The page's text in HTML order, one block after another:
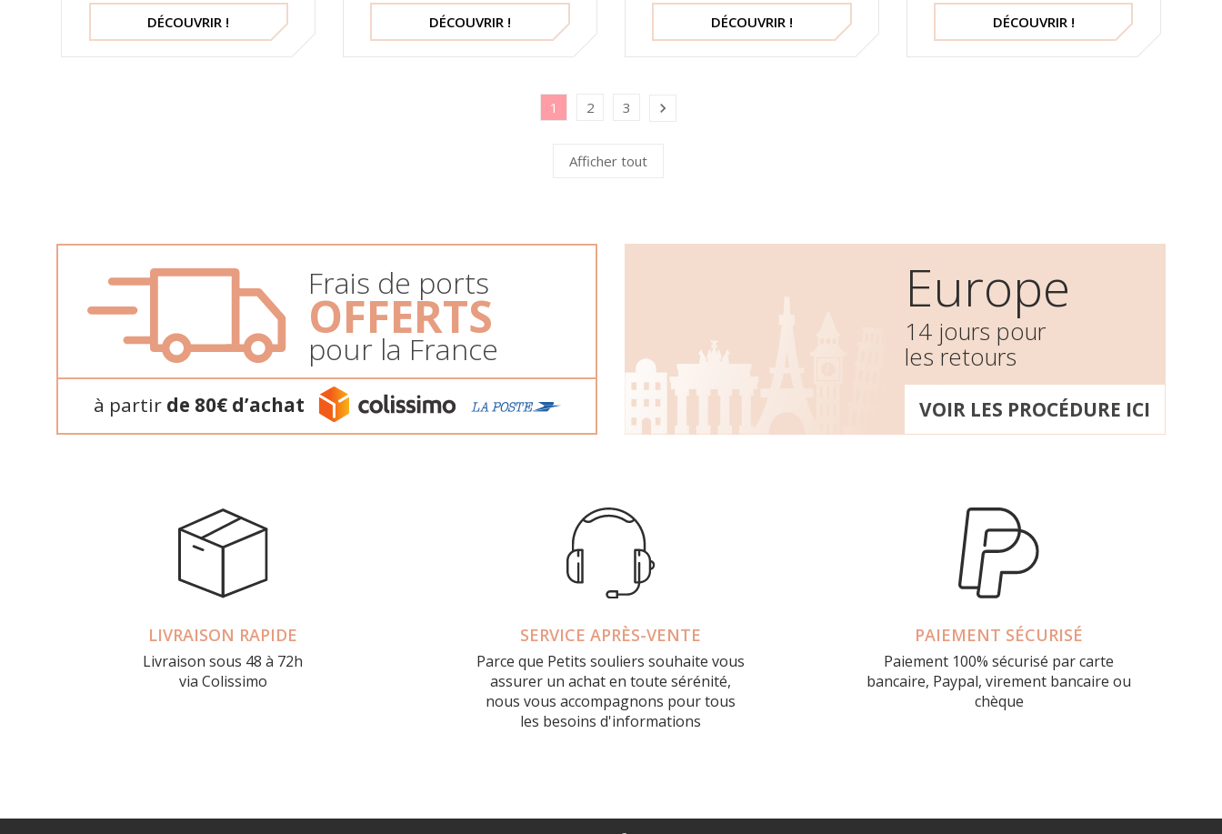
DÉCOUVRIR ! DÉCOUVRIR ! DÉCOUVRIR ! DÉCOUVRIR !
1 2 3 
Afficher tout
Frais de ports
OFFERTS
pour la France
à partir de 80€ d’achat
Europe
14 jours pour
les retours
VOIR LES PROCÉDURE ICI
LIVRAISON RAPIDE
Livraison sous 48 à 72h
via Colissimo
SERVICE APRÈS-VENTE
Parce que Petits souliers souhaite vous
assurer un achat en toute sérénité,
nous vous accompagnons pour tous
les besoins d'informations
PAIEMENT SÉCURISÉ
Paiement 100% sécurisé par carte
bancaire, Paypal, virement bancaire ou
chèque